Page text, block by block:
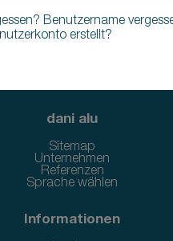
Benutzername
erstellt?
dani alu
Sitemap
Unternehmen
Referenzen
Sprache wählen
Informationen